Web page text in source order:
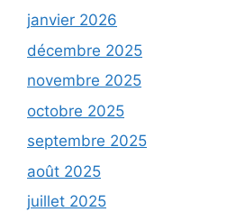
janvier 2026
décembre 2025
novembre 2025
octobre 2025
septembre 2025
août 2025
juillet 2025